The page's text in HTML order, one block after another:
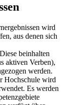
wird
aus denen sich
beinhalten
aktiven Verben),
werden.
Hochschule wird
Es werden